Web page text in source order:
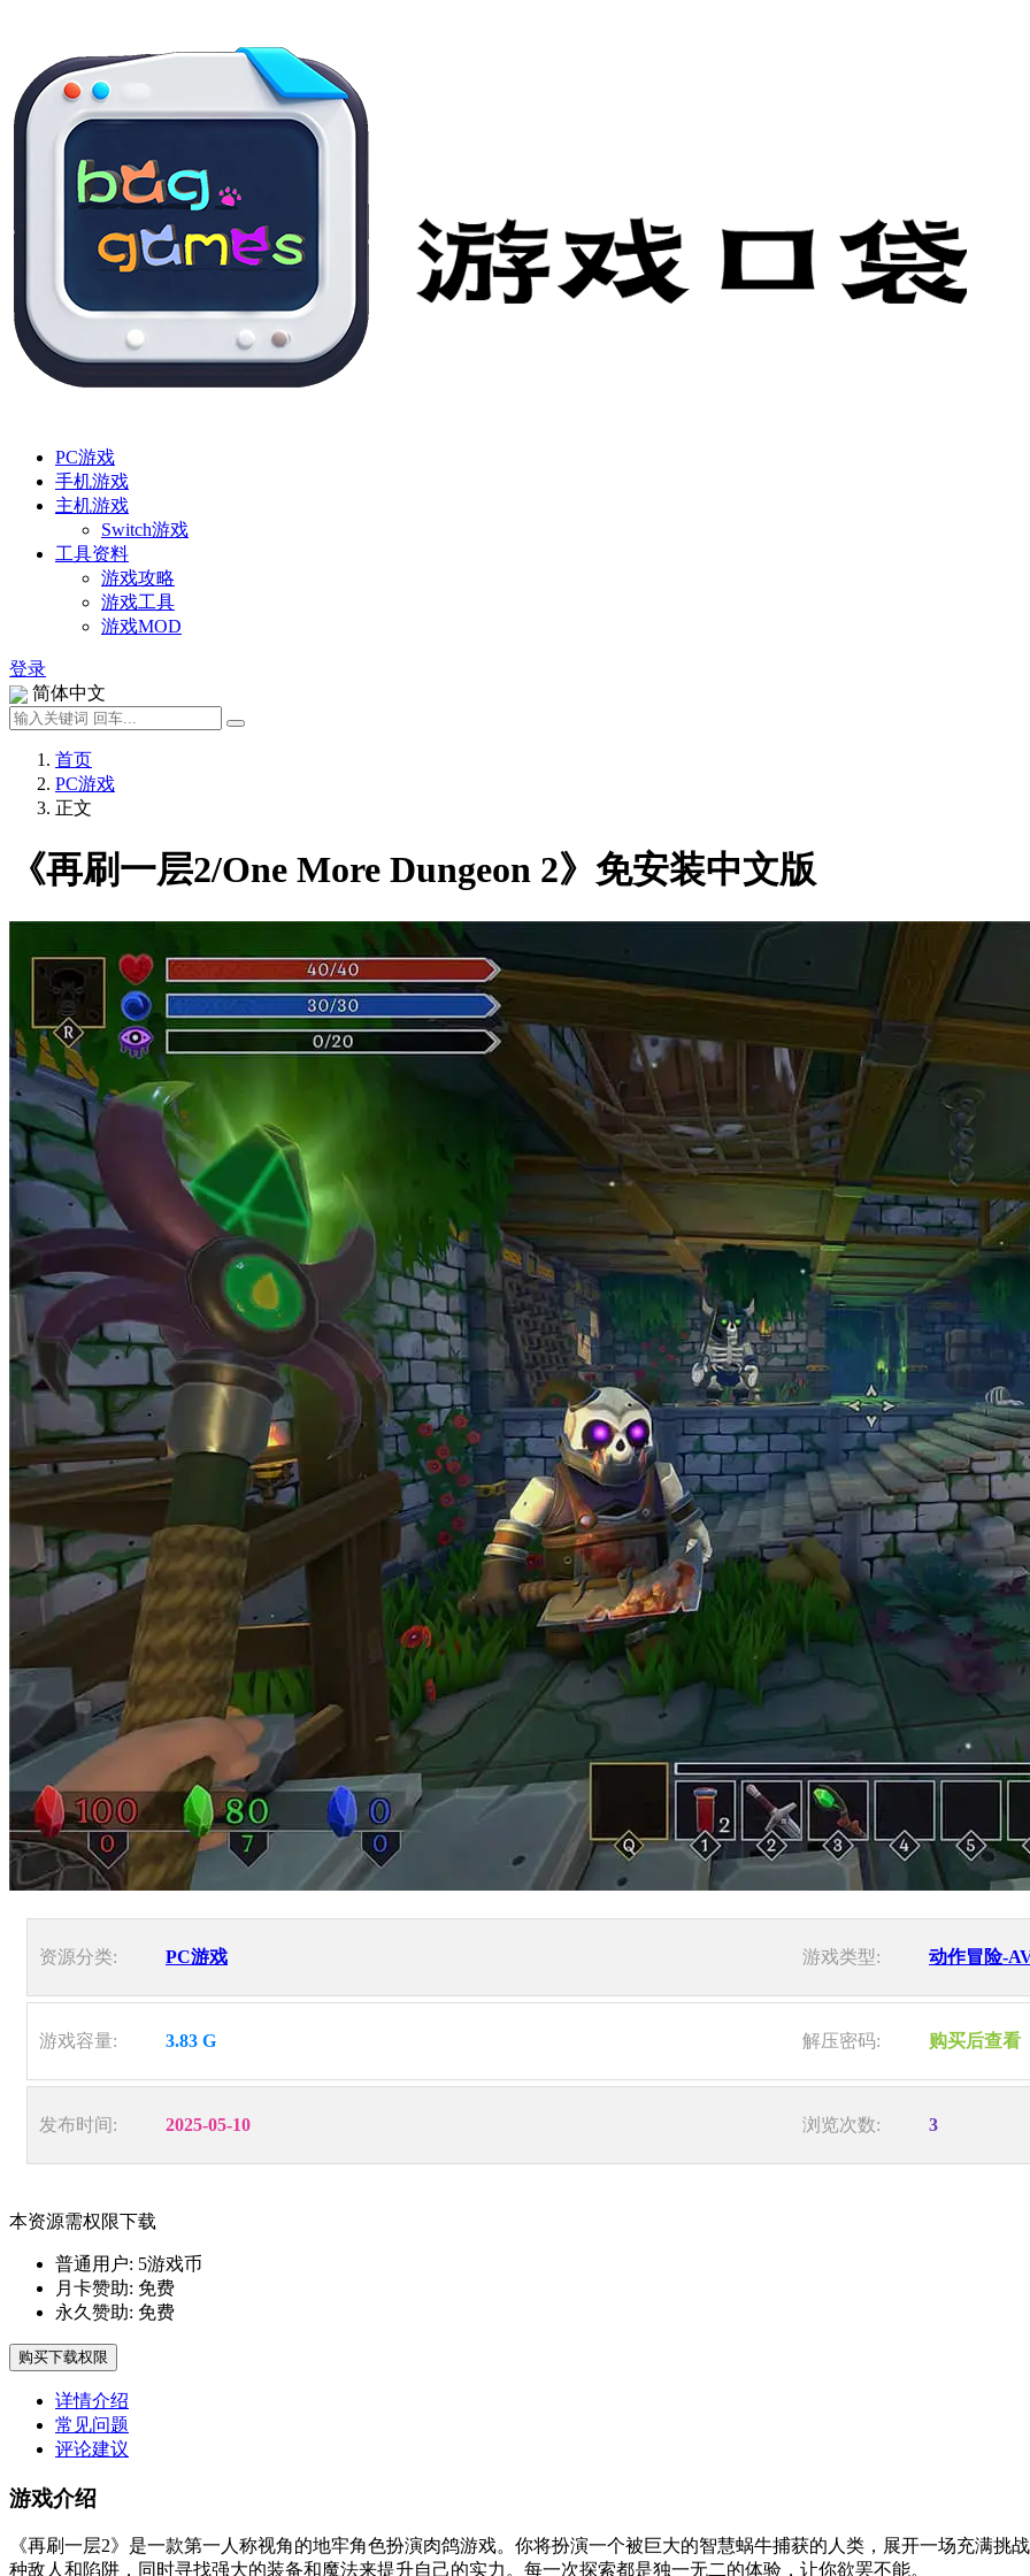
PC游戏
手机游戏
主机游戏
Switch游戏
工具资料
游戏攻略
游戏工具
游戏MOD
登录
简体中文
首页
PC游戏
正文
《再刷一层2/One More Dungeon 2》免安装中文版
资源分类: PC游戏 游戏类型: 动作冒险-
游戏容量: 3.83 G 解压密码: 购买后查看
发布时间: 2025-05-10 浏览次数: 3
本资源需权限下载
普通用户: 5游戏币
月卡赞助: 免费
永久赞助: 免费
购买下载权限
详情介绍
常见问题
评论建议
游戏介绍
《再刷一层2》是一款第一人称视角的地牢角色扮演肉鸽游戏。你将扮演一个被巨大的智慧蜗牛捕获的人类，展开一场充满
种敌人和陷阱，同时寻找强大的装备和魔法来提升自己的实力。每一次探索都是独一无二的体验，让你欲罢不能。